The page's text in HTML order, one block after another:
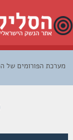
הפורומים של הסליק